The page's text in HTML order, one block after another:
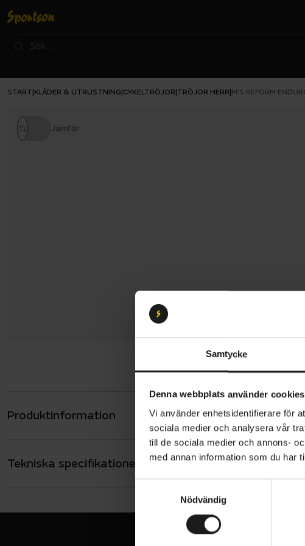
Samtycke
Denna webbplats använder cookies
Vi använder enhetsidentifierare för
sociala medier och analysera vår
till de sociala medier och annons-
med annan information som du har
m
Nödvändig
START KLÄDER & UTRUSTNING CYKELTRÖJOR TRÖJOR HERR M'S REFORM
Jämför
Produktinformation
Poc M’s Reform
som håller dig
kroppens
Passar
En liten
Tekniska specifikationer Allmänt
Poc